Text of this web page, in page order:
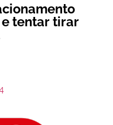
tentar tirar